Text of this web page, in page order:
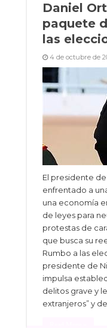
Daniel
paquete
las
4 de octubre de
El presidente
enfrentado a
una economía
de leyes para
protestas de
que busca su
Rumbo a las
presidente de
impulsa
delitos grave y
extranjeros” y